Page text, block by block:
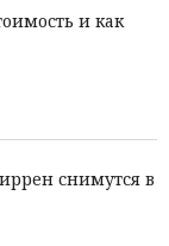
и как
снимутся в